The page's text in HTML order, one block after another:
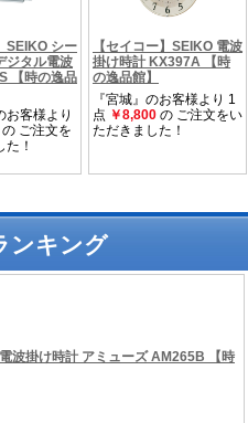
ンキング